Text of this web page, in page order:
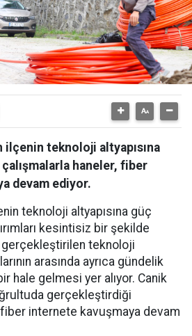
ilçenin teknoloji altyapısına
haneler, fiber
devam ediyor.
teknoloji altyapısına güç
kesintisiz bir şekilde
teknoloji
arasında ayrıca gündelik
hale gelmesi yer alıyor. Canik
gerçekleştirdiği
internete kavuşmaya devam